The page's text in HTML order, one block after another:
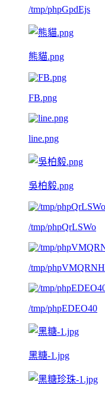
/tmp/phpGpdEjs
熊貓.png
FB.png
line.png
吳柏毅.png
/tmp/phpQrLSWo
/tmp/phpVMQRNH
/tmp/phpEDEO40
黑糖-1.jpg